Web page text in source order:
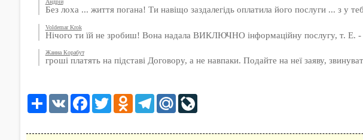
Андрій
Без лоха ... життя погана! Ти навіщо заздалегідь оплатила його послуги ... з у
Voldemar Krok
Нічого ти їй не зробиш! Вона надала ВИКЛЮЧНО інформаційну послугу, т. Е. -
Жанна Корабут
гроші платять на підставі Договору, а не навпаки. Подайте на неї заяву,
Share VK Facebook
TwitterOdnoklassniki
TelegramMail.RuLiveJournal